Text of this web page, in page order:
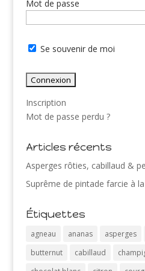
Mot de passe
Se souvenir de moi
Inscription
Mot de passe perdu ?
Articles récents
Asperges rôties, cabillaud &
Suprême de pintade farcie à
Étiquettes
agneau ananas asperges
butternut
cabillaud